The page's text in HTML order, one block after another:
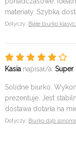
materiały. Szybka
Dotyczy: Białe biurko
Kasia napisał/a: Super
Solidne biurko.
prezentuje. Jest
dostawa dotarła na
Dotyczy: Biurko dąb